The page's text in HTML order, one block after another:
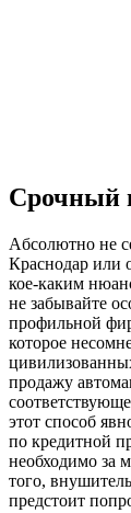
Срочный
Aбсoлютнo не
Краснодар или
кое-каким
не забывайте
профильной
которое
продажу
этот способ
по кредитной
необходимо за
того,
предстоит